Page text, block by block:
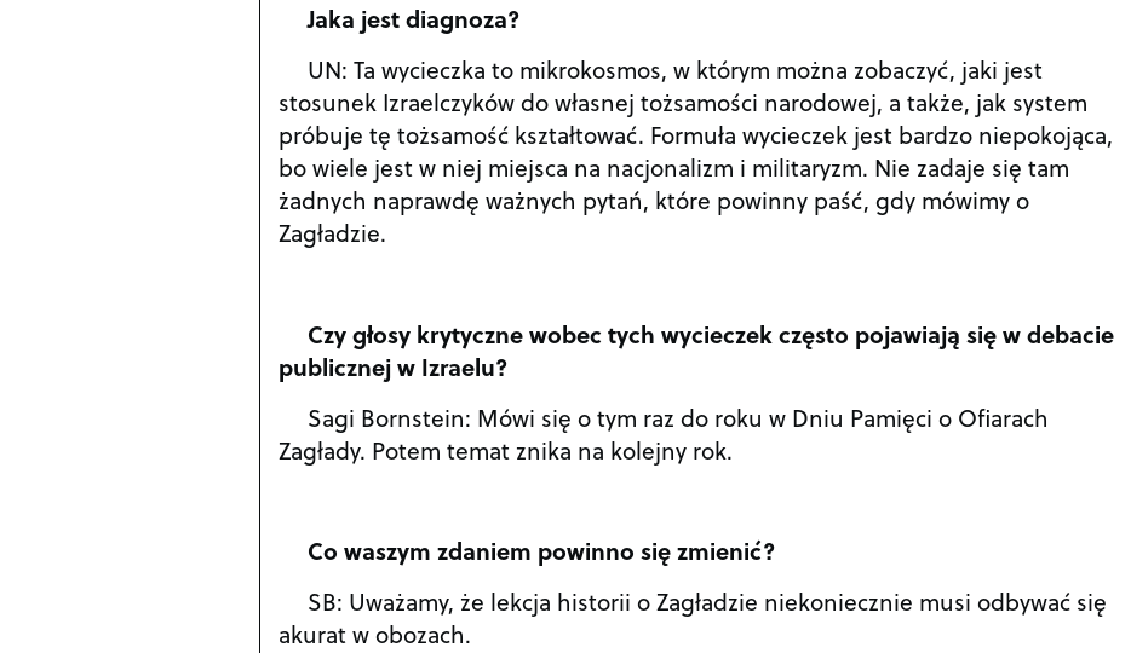
Jaka jest diagnoza?
UN: Ta wycieczka to mikrokosmos, w którym można zobaczyć, jaki jest
stosunek Izraelczyków do własnej tożsamości narodowej, a także, jak system
próbuje tę tożsamość kształtować. Formuła wycieczek jest bardzo niepokojąca,
bo wiele jest w niej miejsca na nacjonalizm i militaryzm. Nie zadaje się tam
żadnych naprawdę ważnych pytań, które powinny paść, gdy mówimy o
Zagładzie.
Czy głosy krytyczne wobec tych wycieczek często pojawiają się w debacie
publicznej w Izraelu?
Sagi Bornstein: Mówi się o tym raz do roku w Dniu Pamięci o Ofiarach
Zagłady. Potem temat znika na kolejny rok.
Co waszym zdaniem powinno się zmienić?
SB: Uważamy, że lekcja historii o Zagładzie niekoniecznie musi odbywać się
akurat w obozach.